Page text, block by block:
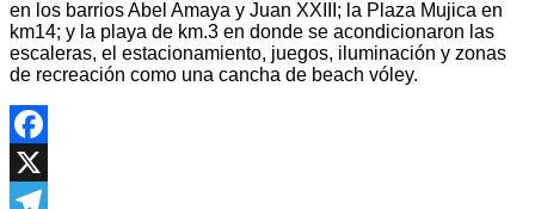
en los barrios Abel Amaya y Juan XXIII; la Plaza Mujica en
km14; y la playa de km.3 en donde se acondicionaron las
escaleras, el estacionamiento, juegos, iluminación y zonas
de recreación como una cancha de beach vóley.
Facebook
X